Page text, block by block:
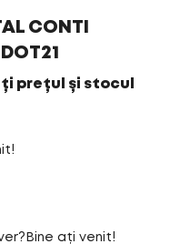
CONTI
prețul și stocul
ați venit!